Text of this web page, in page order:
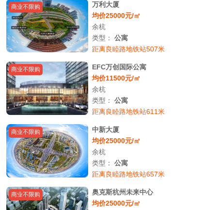
商业不限购
万利大厦
均价25000元/㎡
余杭
类型：公寓
距离良睦路地铁站507米
商业不限购
EFC万创国际公寓
均价11500元/㎡
余杭
类型：公寓
距离良睦路地铁站611米
商业不限购
中新大厦
均价25000元/㎡
余杭
类型：公寓
距离良睦路地铁站657米
商业不限购
奥克斯杭州未来中心
均价25000元/㎡